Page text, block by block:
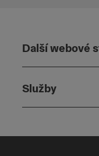
Další webové
Služby